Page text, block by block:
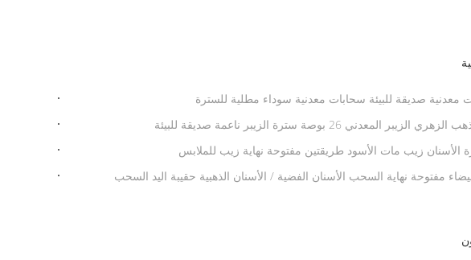
معدنية صديقة للبيئة سحابات معدنية سوداء مطلية للسترة